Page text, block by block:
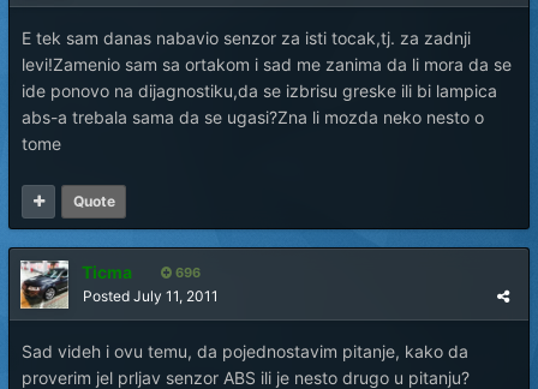
E tek sam danas nabavio senzor za isti tocak,tj. za zadnji
levi!Zamenio sam sa ortakom i sad me zanima da li mora da se
ide ponovo na dijagnostiku,da se izbrisu greske ili bi lampica
abs-a trebala sama da se ugasi?Zna li mozda neko nesto o
tome
Quote
Ticma 696
Posted July 11, 2011
Sad videh i ovu temu, da pojednostavim pitanje, kako da
proverim jel prljav senzor ABS ili je nesto drugo u pitanju?